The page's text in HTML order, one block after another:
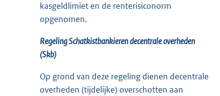
kasgeldlimiet en de renterisiconorm
opgenomen.
Regeling Schatkistbankieren decentrale overheden
(Skb)
Op grond van deze regeling dienen decentrale
overheden (tijdelijke) overschotten aan